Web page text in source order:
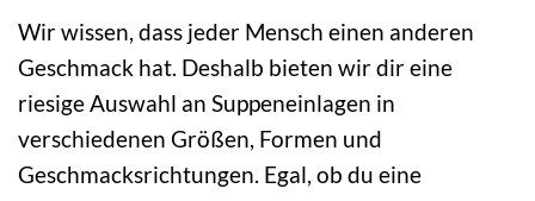
Wir wissen, dass jeder Mensch einen anderen
Geschmack hat. Deshalb bieten wir dir eine
riesige Auswahl an Suppeneinlagen in
verschiedenen Größen, Formen und
Geschmacksrichtungen. Egal, ob du eine